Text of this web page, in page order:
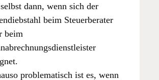
dann, wenn sich der
beim Steuerberater
beim
problematisch ist es, wenn